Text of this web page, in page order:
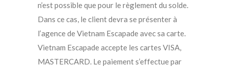
n’est possible que pour le règlement du solde.
Dans ce cas, le client devra se présenter à
l’agence de Vietnam Escapade avec sa carte.
Vietnam Escapade accepte les cartes VISA,
MASTERCARD. Le paiement s’effectue par